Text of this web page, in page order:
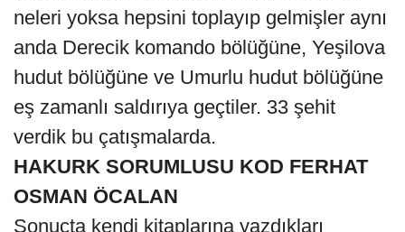
neleri yoksa hepsini toplayıp gelmişler aynı
anda Derecik komando bölüğüne, Yeşilova
hudut bölüğüne ve Umurlu hudut bölüğüne
eş zamanlı saldırıya geçtiler. 33 şehit
verdik bu çatışmalarda.
HAKURK SORUMLUSU KOD FERHAT
OSMAN ÖCALAN
Sonuçta kendi kitaplarına yazdıkları